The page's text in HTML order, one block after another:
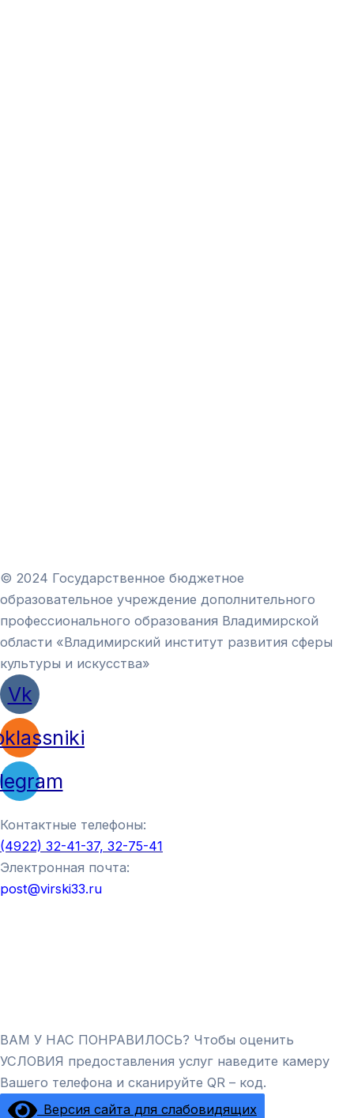
© 2024 Государственное бюджетное
образовательное учреждение дополнительного
профессионального образования Владимирской
области «Владимирский институт развития сферы
культуры и искусства»
Vk
Контактные телефоны:
(4922) 32-41-37, 32-75-41
Электронная почта:
post@virski33.ru
ВАМ У НАС ПОНРАВИЛОСЬ? Чтобы оценить
УСЛОВИЯ предоставления услуг наведите камеру
Вашего телефона и сканируйте QR – код.
Версия сайта для слабовидящих